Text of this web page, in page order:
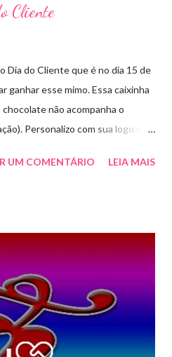
Cliente
Dia do Cliente que é no dia 15 de
ganhar esse mimo. Essa caixinha
não acompanha o
Personalizo com sua logo ou
whatsapp ou envie e-mail para
UM COMENTÁRIO LEIA MAIS